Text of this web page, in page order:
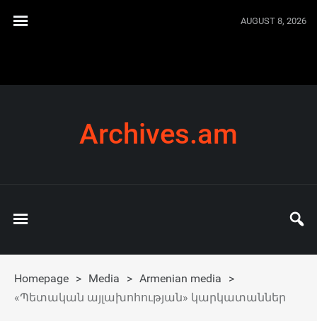
AUGUST 8, 2026
Archives.am
Homepage > Media > Armenian media
>
«Պետական այլախոհության» կարկատաններ